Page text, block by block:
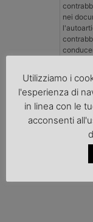
nei
Utilizziamo i
l'esperienza di
in linea con le
acconsenti